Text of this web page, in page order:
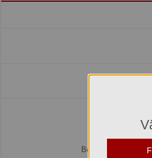
Beställ idag före kl.